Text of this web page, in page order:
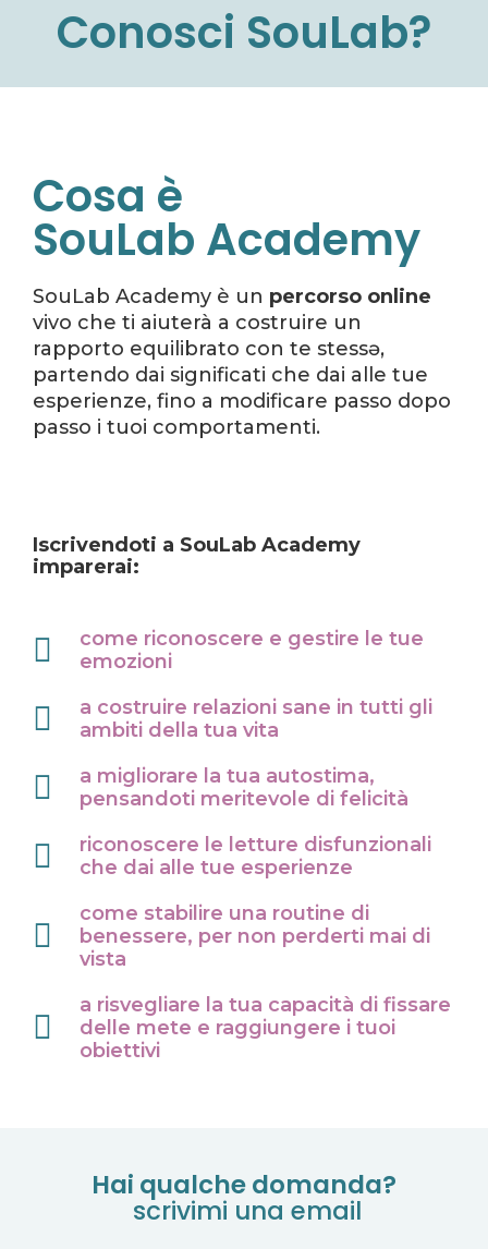
Conosci SouLab?
Cosa è
SouLab Academy
SouLab Academy è un percorso online
vivo che ti aiuterà a costruire un
rapporto equilibrato con te stessə,
partendo dai significati che dai alle tue
esperienze, fino a modificare passo dopo
passo i tuoi comportamenti.
Iscrivendoti a SouLab Academy
imparerai:
come riconoscere e gestire le tue
emozioni
a costruire relazioni sane in tutti gli
ambiti della tua vita
a migliorare la tua autostima,
pensandoti meritevole di felicità
riconoscere le letture disfunzionali
che dai alle tue esperienze
come stabilire una routine di
benessere, per non perderti mai di
vista
a risvegliare la tua capacità di fissare
delle mete e raggiungere i tuoi
obiettivi
Hai qualche domanda?
scrivimi una email